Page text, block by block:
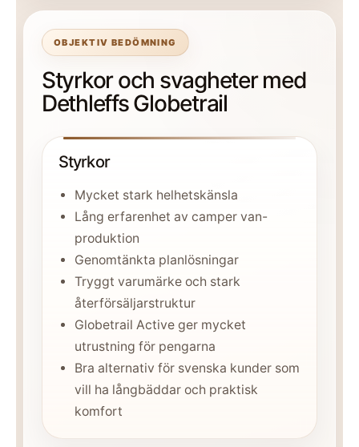
OBJEKTIV BEDÖMNING
Styrkor och svagheter med
Dethleffs Globetrail
Styrkor
Mycket stark helhetskänsla
Lång erfarenhet av camper van-
produktion
Genomtänkta planlösningar
Tryggt varumärke och stark
återförsäljarstruktur
Globetrail Active ger mycket
utrustning för pengarna
Bra alternativ för svenska kunder som
vill ha långbäddar och praktisk
komfort